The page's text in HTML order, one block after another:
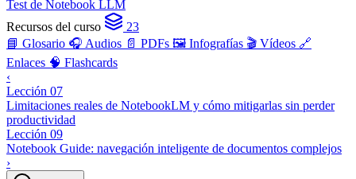
Test de Notebook LLM
Recursos del curso
23
📘 Glosario 🎧 Audios 📄 PDFs 🖼️ Infografías 🎬 Vídeos 🔗
Enlaces 🧠 Flashcards
‹
Lección 07
Limitaciones reales de NotebookLM y cómo mitigarlas sin perder
productividad
Lección 09
Notebook Guide: navegación inteligente de documentos complejos
›